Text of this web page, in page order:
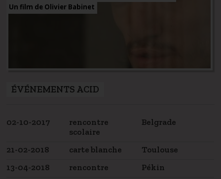
Un film de Olivier Babinet
ÉVÉNEMENTS ACID
02-10-2017
rencontre
scolaire
Belgrade
21-02-2018 carte blanche
Toulouse
13-04-2018
rencontre
Pékin